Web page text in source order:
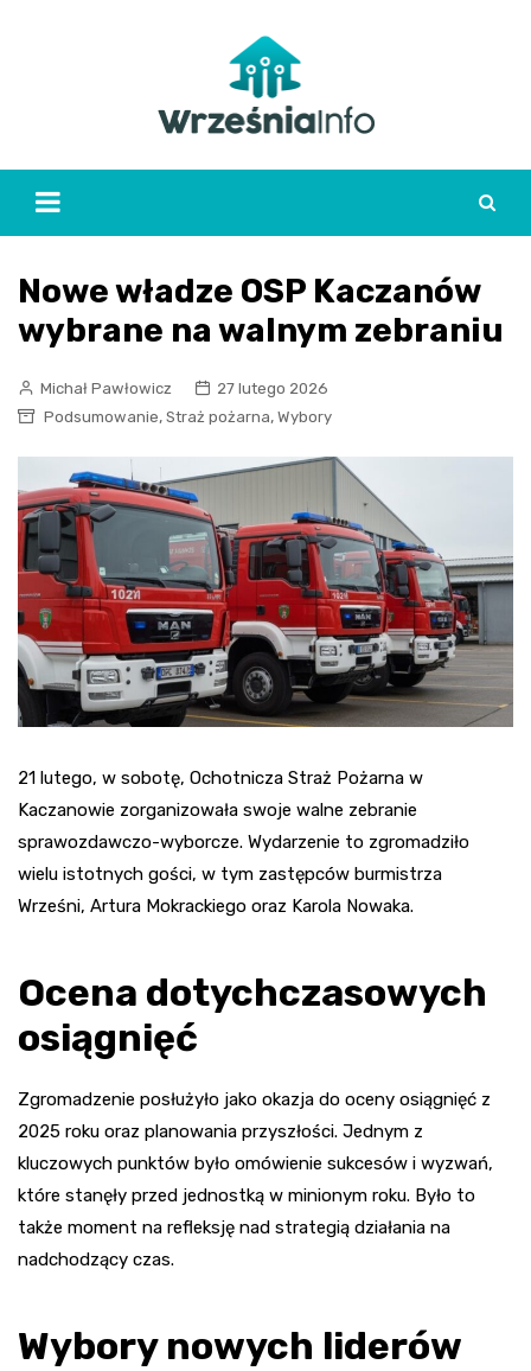
Nowe władze OSP Kaczanów
wybrane na walnym zebraniu
Michał Pawłowicz
27 lutego 2026
Podsumowanie, Straż pożarna, Wybory
21 lutego, w sobotę, Ochotnicza Straż Pożarna w
Kaczanowie zorganizowała swoje walne zebranie
sprawozdawczo-wyborcze. Wydarzenie to zgromadziło
wielu istotnych gości, w tym zastępców burmistrza
Wrześni, Artura Mokrackiego oraz Karola Nowaka.
Ocena dotychczasowych
osiągnięć
Zgromadzenie posłużyło jako okazja do oceny osiągnięć z
2025 roku oraz planowania przyszłości. Jednym z
kluczowych punktów było omówienie sukcesów i wyzwań,
które stanęły przed jednostką w minionym roku. Było to
także moment na refleksję nad strategią działania na
nadchodzący czas.
Wybory nowych liderów